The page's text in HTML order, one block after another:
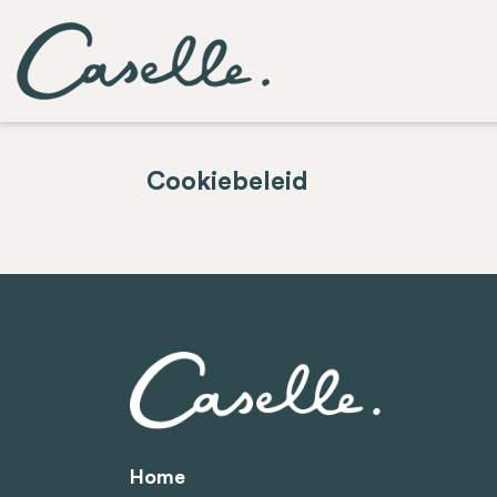
Cookiebeleid
Home